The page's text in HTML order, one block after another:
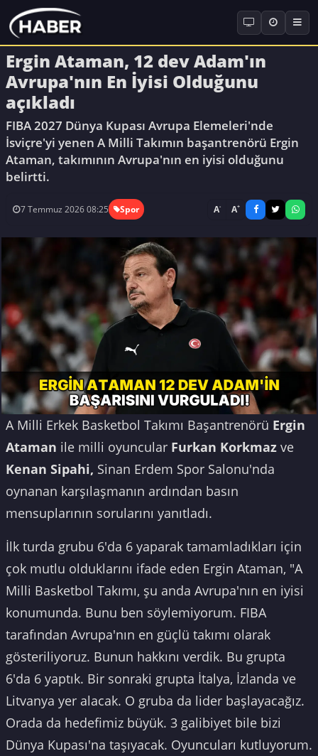
Ergin Ataman, 12 dev Adam'ın
Avrupa'nın En İyisi Olduğunu
açıkladı
FIBA 2027 Dünya Kupası Avrupa Elemeleri'nde
İsviçre'yi yenen A Milli Takımın başantrenörü Ergin
Ataman, takımının Avrupa'nın en iyisi olduğunu
belirtti.
7 Temmuz 2026 08:25 Spor A- A+
A Milli Erkek Basketbol Takımı Başantrenörü Ergin
Ataman ile milli oyuncular Furkan Korkmaz ve
Kenan Sipahi, Sinan Erdem Spor Salonu'nda
oynanan karşılaşmanın ardından basın
mensuplarının sorularını yanıtladı.
İlk turda grubu 6'da 6 yaparak tamamladıkları için
çok mutlu olduklarını ifade eden Ergin Ataman, "A
Milli Basketbol Takımı, şu anda Avrupa'nın en iyisi
konumunda. Bunu ben söylemiyorum. FIBA
tarafından Avrupa'nın en güçlü takımı olarak
gösteriliyoruz. Bunun hakkını verdik. Bu grupta
6'da 6 yaptık. Bir sonraki grupta İtalya, İzlanda ve
Litvanya yer alacak. O gruba da lider başlayacağız.
Orada da hedefimiz büyük. 3 galibiyet bile bizi
Dünya Kupası'na taşıyacak. Oyuncuları kutluyorum.